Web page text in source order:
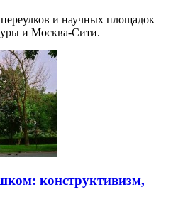
и научных площадок
и Москва-Сити.
конструктивизм,